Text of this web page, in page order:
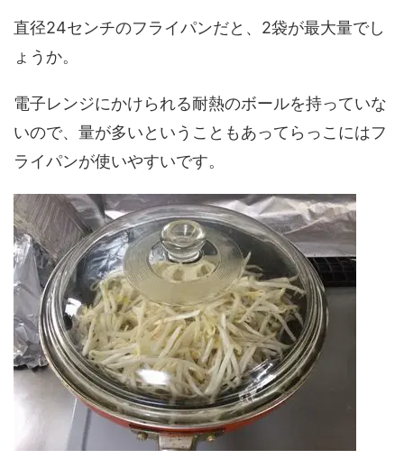
直径24センチのフライパンだと、2袋が最大量でし
ょうか。
電子レンジにかけられる耐熱のボールを持っていな
いので、量が多いということもあってらっこにはフ
ライパンが使いやすいです。